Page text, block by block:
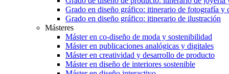
Grado en diseño gráfico: itinerario de fotografía y
Grado en diseño gráfico: itinerario de ilustración
Másteres
Máster en co-diseño de moda y sostenibilidad
Máster en publicaciones analógicas y digitales
Máster en creatividad y desarrollo de producto
Máster en diseño de interiores sostenible